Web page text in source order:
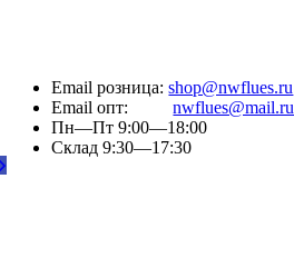
Email розница:shop@nwflues.ru
Email опт:nwflues@mail.ru
Пн—Пт 9:00—18:00
Склад 9:30—17:30